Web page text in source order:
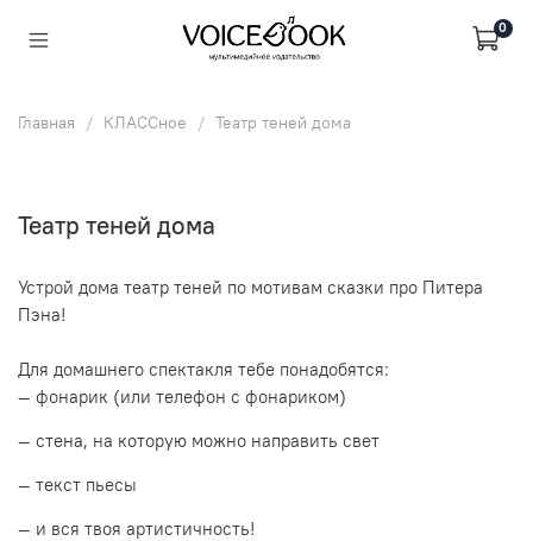
0
Главная КЛАССное Театр теней дома
Театр теней дома
Устрой дома театр теней по мотивам сказки про Питера
Пэна!
Для домашнего спектакля тебе понадобятся:
— фонарик (или телефон с фонариком)
— стена, на которую можно направить свет
— текст пьесы
— и вся твоя артистичность!